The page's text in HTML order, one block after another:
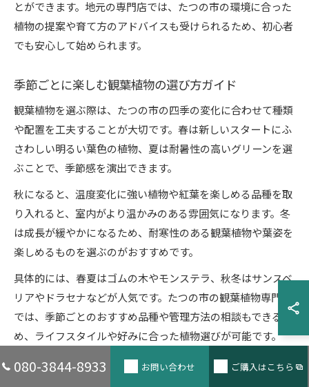
とができます。地元の専門店では、たつの市の環境に合った
植物の提案や育て方のアドバイスも受けられるため、初心者
でも安心して始められます。
季節ごとに楽しむ観葉植物の選び方ガイド
観葉植物を選ぶ際は、たつの市の四季の変化に合わせて種類
や配置を工夫することが大切です。春は新しいスタートにふ
さわしい明るい葉色の植物、夏は耐暑性の高いグリーンを選
ぶことで、季節感を演出できます。
秋になると、温度変化に強い植物や紅葉を楽しめる品種を取
り入れると、室内がより温かみのある雰囲気になります。冬
は成長が緩やかになるため、耐寒性のある観葉植物や葉姿を
楽しめるものを選ぶのがおすすめです。
具体的には、春夏はゴムの木やモンステラ、秋冬はサンスベ
リアやドラセナなどが人気です。たつの市の観葉植物専門店
では、季節ごとのおすすめ品種や管理方法の相談もできるた
め、ライフスタイルや好みに合った植物選びが可能です。
観葉植物で感じる春夏秋冬のやすらぎ体験
080-3844-8933 お問い合わせ ご購入はこちら